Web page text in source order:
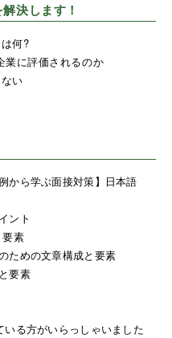
決します！
何?
業に評価されるのか
い
から学ぶ面接対策】日本語
ント
要素
ための文章構成と要素
要素
る方がいらっしゃいました